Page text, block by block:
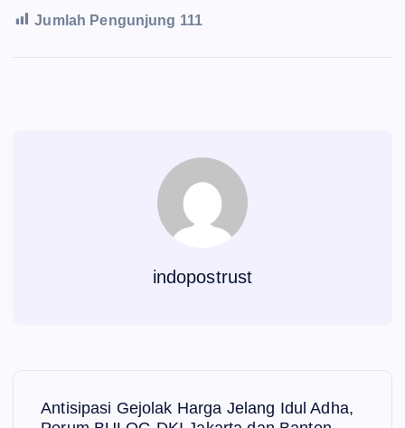
Jumlah Pengunjung 111
indopostrust
Antisipasi Gejolak Harga Jelang Idul Adha,